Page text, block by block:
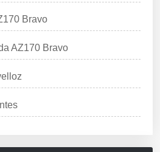
Bravo
AZ170 Bravo